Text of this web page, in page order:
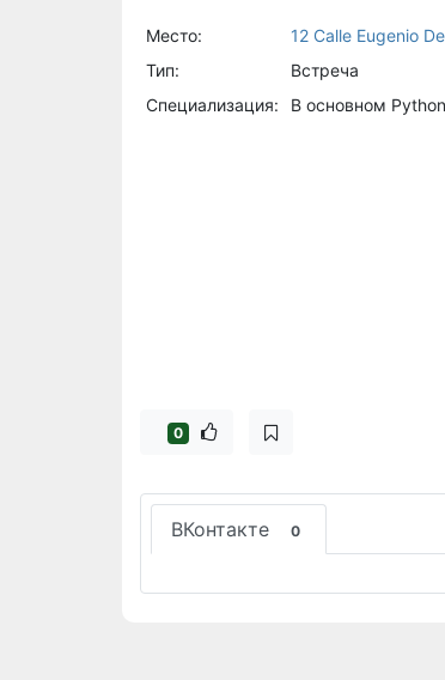
Место:
12 Calle Eugenio
Тип:
Встреча
Специализация:
В основном Python
0
ВКонтакте 0